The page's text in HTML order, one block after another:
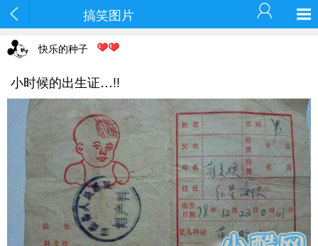
搞笑图片
快乐的种子
小时候的出生证…!!